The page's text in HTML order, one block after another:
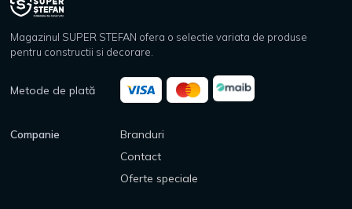
Magazinul SUPER STEFAN ofera o selectie variata de produse
pentru constructii si decorare.
Metode de plată
Companie
Branduri
Contact
Oferte speciale